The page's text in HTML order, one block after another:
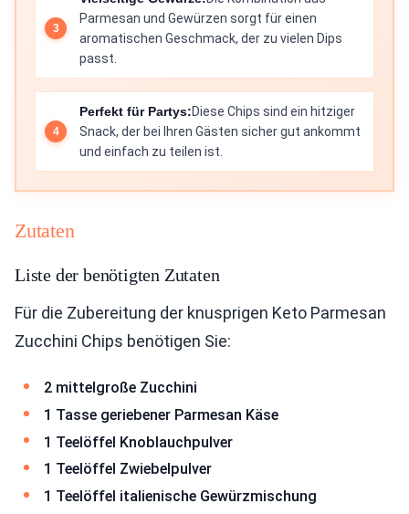
Parmesan und Gewürzen sorgt für einen
aromatischen Geschmack, der zu vielen Dips
passt.
Perfekt für Partys:Diese Chips sind ein hitziger
Snack, der bei Ihren Gästen sicher gut ankommt
und einfach zu teilen ist.
Zutaten
Liste der benötigten Zutaten
Für die Zubereitung der knusprigen Keto Parmesan
Zucchini Chips benötigen Sie:
2 mittelgroße Zucchini
1 Tasse geriebener Parmesan Käse
1 Teelöffel Knoblauchpulver
1 Teelöffel Zwiebelpulver
1 Teelöffel italienische Gewürzmischung